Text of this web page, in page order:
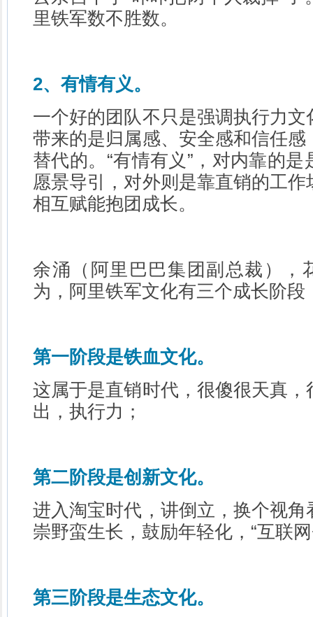
里铁军数不胜数。
2、有情有义。
一个好的团队不只是强调执行力
带来的是归属感、安全感和信任
替代的。“有情有义”，对内靠的
愿景导引，对外则是靠直销的工
相互赋能抱团成长。
余涌（阿里巴巴集团副总裁），
为，阿里铁军文化有三个成长阶段
第一阶段是铁血文化。
这属于是直销时代，很傻很天真
出，执行力；
第二阶段是创新文化。
进入淘宝时代，讲倒立，换个视
崇野蛮生长，鼓励年轻化，“互联
第三阶段是生态文化。